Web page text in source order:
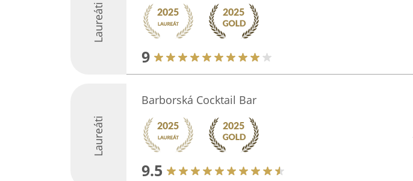
Laureáti
9
Laureáti
Barborská Cocktail Bar
9.5